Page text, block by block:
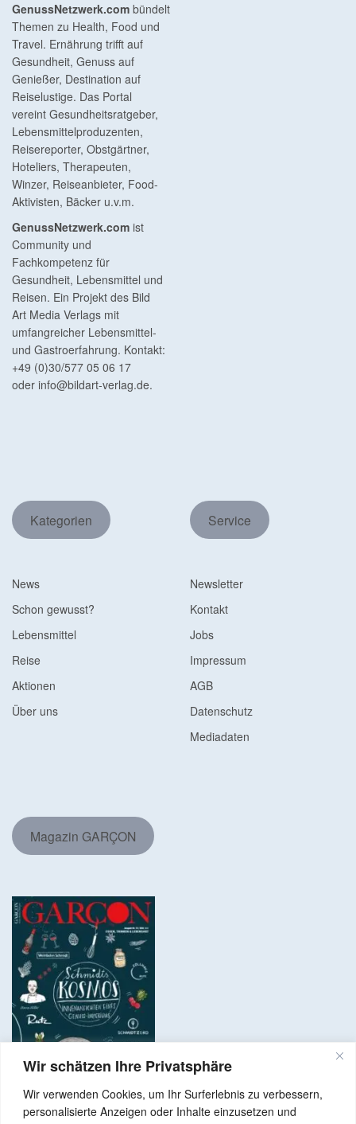
Wir schätzen Ihre Privatsphäre
Wir verwenden Cookies, um Ihr Surferlebnis zu verbessern,
personalisierte Anzeigen oder Inhalte einzusetzen und
GenussNetzwerk.com bündelt
Themen zu Health, Food und
Travel. Ernährung trifft auf
Gesundheit, Genuss auf
Genießer, Destination auf
Reiselustige. Das Portal
vereint Gesundheitsratgeber,
Lebensmittelproduzenten,
Reisereporter, Obstgärtner,
Hoteliers, Therapeuten,
Winzer, Reiseanbieter, Food-
Aktivisten, Bäcker u.v.m.
GenussNetzwerk.com ist
Community und
Fachkompetenz für
Gesundheit, Lebensmittel und
Reisen. Ein Projekt des Bild
Art Media Verlags mit
umfangreicher Lebensmittel-
und Gastroerfahrung. Kontakt:
+49 (0)30/577 05 06 17
oder info@bildart-verlag.de.
Kategorien
News
Schon gewusst?
Lebensmittel
Reise
Aktionen
Über uns
Service
Newsletter
Kontakt
Jobs
Impressum
AGB
Datenschutz
Mediadaten
Magazin GARÇON